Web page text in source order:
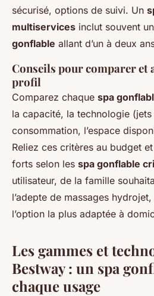
sécurisé, options de suivi. Un
multiservices inclut souvent
gonflable allant d’un à deux
Conseils pour comparer et
profil
Comparez chaque spa
la capacité, la technologie (jets
consommation, l’espace
Reliez ces critères au budget
forts selon les spa gonflable
utilisateur, de la famille
l’adepte de massages
l’option la plus adaptée à
Les gammes et
Bestway : un spa
chaque usage